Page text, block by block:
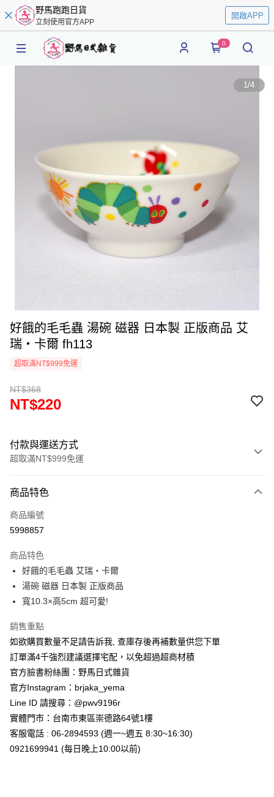
野馬跑跑日貨
立刻使用官方APP
開啟APP
0
1/4
好餓的毛毛蟲 湯碗 磁器 日本製 正版商品 艾
瑞‧卡爾 fh113
超取滿NT$999免運
NT$368
NT$220
付款與運送方式
超取滿NT$999免運
信用卡一次付款
信用卡分期付款
合作金庫商業銀行
華南商業銀行
上海商業儲蓄銀行
國泰世華商業銀行
匯豐（台灣）商業銀行
聯邦商業銀行
遠東國際商業銀行
元大商業銀行
永豐商業銀行
台新國際商業銀行
台灣樂天信用卡公司
超商取貨付款
LINE Pay
街口支付
悠遊付
Google Pay
ATM付款
運送方式
全家取貨付款
商品特色
商品編號
5998857
商品特色
好餓的毛毛蟲 艾瑞‧卡爾
湯碗 磁器 日本製 正版商品
寬10.3×高5cm 超可愛!
銷售重點
如欲購買數量不足請告訴我, 查庫存後再補數量供您下單
訂單滿4千強烈建議選擇宅配，以免超過超商材積
官方臉書粉絲團：野馬日式雜貨
官方Instagram：brjaka_yema
Line ID 請搜尋：@pwv9196r
實體門市：台南市東區崇德路64號1樓
客服電話 : 06-2894593 (週一~週五 8:30~16:30)
0921699941 (每日晚上10:00以前)